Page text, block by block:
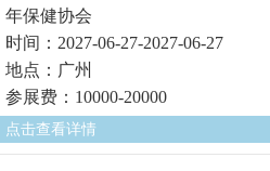
年保健协会
时间：2027-06-27-2027-06-27
地点：广州
参展费：10000-20000
点击查看详情